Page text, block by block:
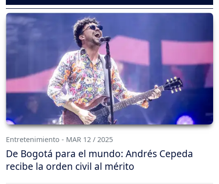
Entretenimiento - MAR 12 / 2025
De Bogotá para el mundo: Andrés Cepeda
recibe la orden civil al mérito